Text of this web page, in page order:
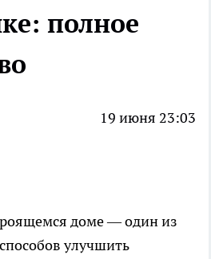
полное
19 июня 23:03
доме — один из
улучшить